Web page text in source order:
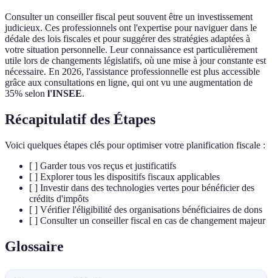
Consulter un conseiller fiscal peut souvent être un investissement
judicieux. Ces professionnels ont l'expertise pour naviguer dans le
dédale des lois fiscales et pour suggérer des stratégies adaptées à
votre situation personnelle. Leur connaissance est particulièrement
utile lors de changements législatifs, où une mise à jour constante est
nécessaire. En 2026, l'assistance professionnelle est plus accessible
grâce aux consultations en ligne, qui ont vu une augmentation de
35% selon l'INSEE.
Récapitulatif des Étapes
Voici quelques étapes clés pour optimiser votre planification fiscale :
[ ] Garder tous vos reçus et justificatifs
[ ] Explorer tous les dispositifs fiscaux applicables
[ ] Investir dans des technologies vertes pour bénéficier des
crédits d'impôts
[ ] Vérifier l'éligibilité des organisations bénéficiaires de dons
[ ] Consulter un conseiller fiscal en cas de changement majeur
Glossaire